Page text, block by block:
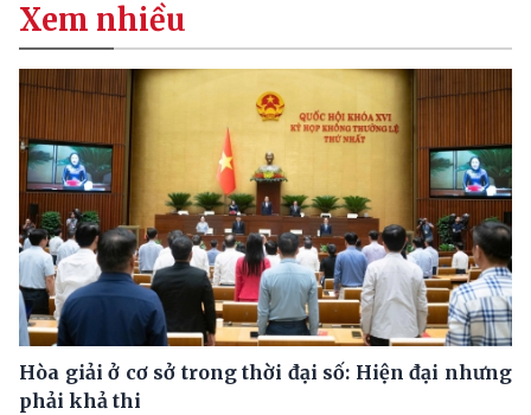
Xem nhiều
Hòa giải ở cơ sở trong thời đại số: Hiện đại nhưng
phải khả thi